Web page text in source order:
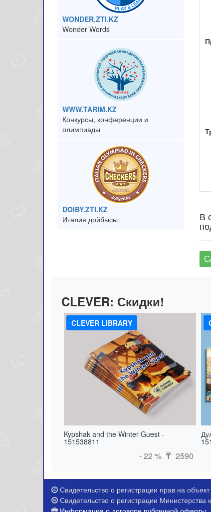
WONDER.ZTI.KZ
Wonder Words
WWW.TARIM.KZ
Конкурсы, конференции и
олимпиады
DOIBY.ZTI.KZ
Италия дойбысы
В
CLEVER: Скидки!
CLEVER LIBRARY
Kypshak and the Winter Guest -
151538811
- 22 % ₸ 2590
Свидетельство о регистрации прав на
Свидетельство о регистрации